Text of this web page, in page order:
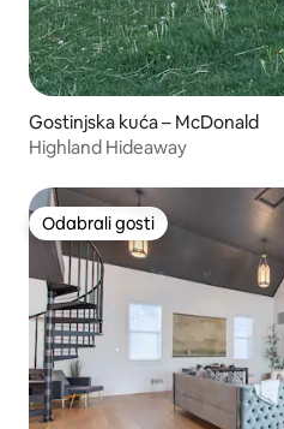
Gostinjska kuća – McDonald
Highland Hideaway
Odabrali gosti
Odabrali gosti